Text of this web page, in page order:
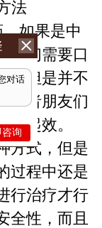
如果是中
友们需要口
，但是并不
患者朋友们
起效。
方式，但是
过程中还是
行治疗才行
全性，而且
对话
咨询